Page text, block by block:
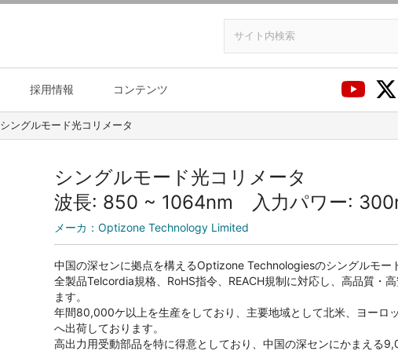
採用情報 コンテンツ
シングルモード光コリメータ
シングルモード光コリメータ
波長: 850 ~ 1064nm 入力パワー:
メーカ： Optizone Technology Limited
中国の深センに拠点を構えるOptizone Technologiesのシングルモー
全製品Telcordia規格、RoHS指令、REACH規制に対応し、高品質・
ます。
年間80,000ケ以上を生産をしており、主要地域として北米、ヨーロ
へ出荷しております。
高出力用受動部品を特に得意としており、中国の深センにかまえる